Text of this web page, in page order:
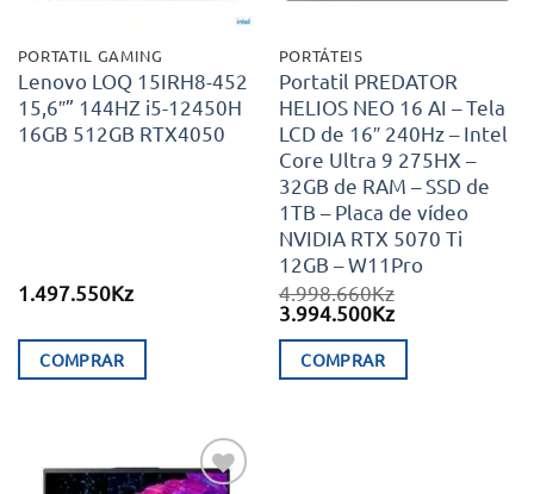
PORTATIL GAMING
Lenovo LOQ 15IRH8-452
15,6″” 144HZ i5-12450H
16GB 512GB RTX4050
1.497.550Kz
COMPRAR
PORTÁTEIS
Portatil PREDATOR
HELIOS NEO 16 AI – Tela
LCD de 16″ 240Hz – Intel
Core Ultra 9 275HX –
32GB de RAM – SSD de
1TB – Placa de vídeo
NVIDIA RTX 5070 Ti
12GB – W11Pro
4.998.660Kz
O
original
era:
3.994.500KzO
é:
COMPRAR